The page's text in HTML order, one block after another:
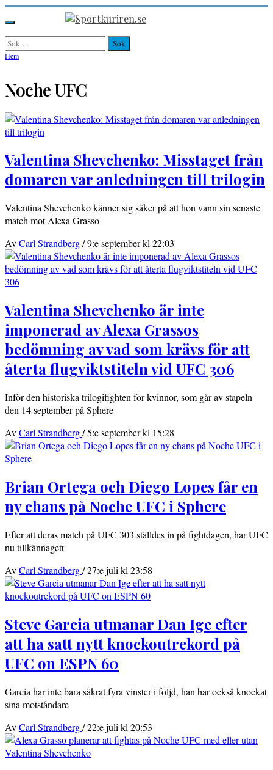
Hoppa
till
innehåll
Sportkuriren.se
Primär
meny
Sök
efter:
Hem
Noche UFC
Valentina Shevchenko: Misstaget från
domaren var anledningen till trilogin
Valentina Shevchenko känner sig säker på att hon vann sin senaste
match mot Alexa Grasso
AvCarl Strandberg/9:e september kl 22:03
Valentina Shevchenko är inte
imponerad av Alexa Grassos
bedömning av vad som krävs för att
återta flugviktstiteln vid UFC 306
Inför den historiska trilogifighten för kvinnor, som går av stapeln
den 14 september på Sphere
AvCarl Strandberg/5:e september kl 15:28
Brian Ortega och Diego Lopes får en
ny chans på Noche UFC i Sphere
Efter att deras match på UFC 303 ställdes in på fightdagen, har UFC
nu tillkännagett
AvCarl Strandberg/27:e juli kl 23:58
Steve Garcia utmanar Dan Ige efter
att ha satt nytt knockoutrekord på
UFC on ESPN 60
Garcia har inte bara säkrat fyra vinster i följd, han har också knockat
sina motståndare
AvCarl Strandberg/22:e juli kl 20:53